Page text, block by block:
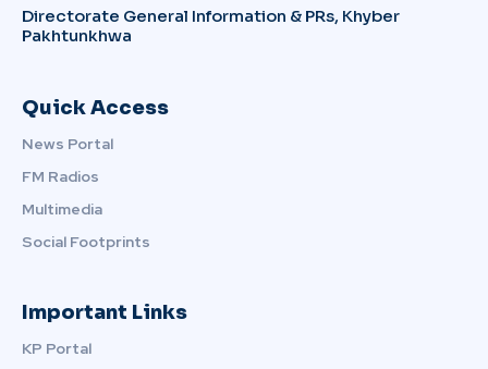
Directorate General Information & PRs, Khyber
Pakhtunkhwa
Quick Access
News Portal
FM Radios
Multimedia
Social Footprints
Important Links
KP Portal